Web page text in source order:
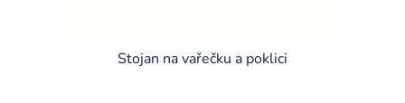
Stojan na vařečku a poklici